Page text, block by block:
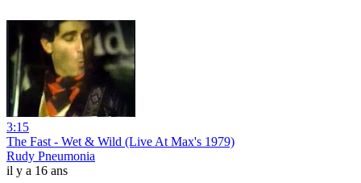
3:15
The Fast - Wet & Wild (Live At Max's 1979)
Rudy Pneumonia
il y a 16 ans